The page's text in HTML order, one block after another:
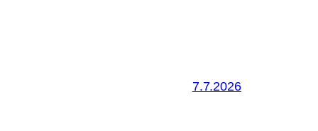
7.7.2026